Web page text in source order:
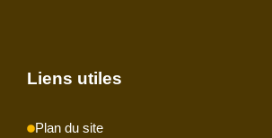
Liens utiles
Plan du site